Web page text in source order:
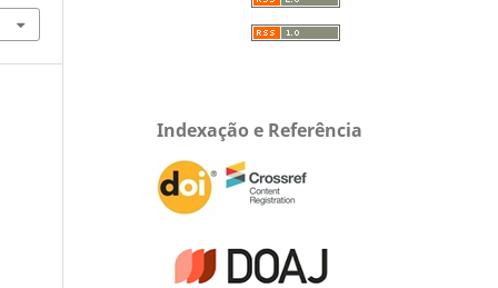
Indexação e Referência